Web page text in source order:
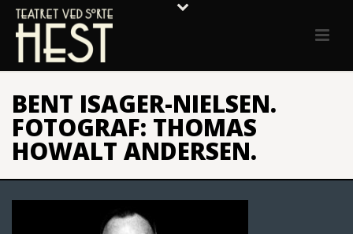
BENT ISAGER-NIELSEN.
FOTOGRAF: THOMAS
HOWALT ANDERSEN.